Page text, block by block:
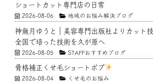
ショートカット専門店の日常
2026-08-06 地域のお悩み解決ブログ
神無月ゆうと｜美容専門出版社よりカット
全国で培った技術を久が原へ
2026-08-05 STAFFおすすめブログ
骨格補正くせ毛ショートボブ
2026-08-04 くせ毛のお悩み